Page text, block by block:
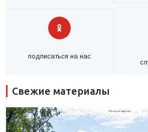
подписаться на нас
Свежие материалы